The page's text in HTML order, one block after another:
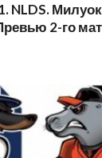
NLDS.
2-го